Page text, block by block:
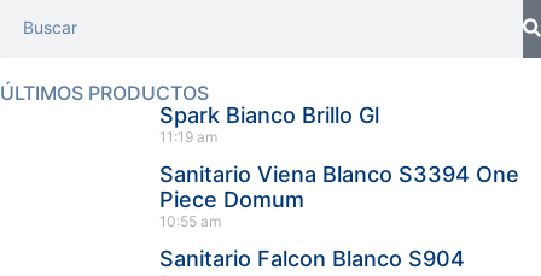
ÚLTIMOS PRODUCTOS
Spark Bianco Brillo Gl
11:19 am
Sanitario Viena Blanco S3394 One
Piece Domum
10:55 am
Sanitario Falcon Blanco S904